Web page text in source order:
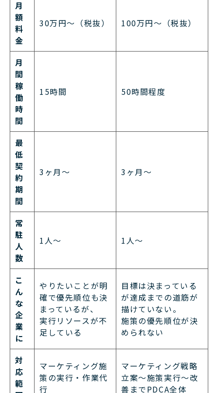
月
額
料
金
30万円〜（税抜） 100万円〜（税抜）
月
間
稼
働
時
間
15時間 50時間程度
最
低
契
約
期
間
3ヶ月〜 3ヶ月〜
常
駐
人
数
1人〜 1人〜
こ
ん
な
企
業
に
やりたいことが明
確で優先順位も決
まっているが、
実行リソースが不
足している
目標は決まっている
が達成までの道筋が
描けていない。
施策の優先順位が決
められない
対
応
範
マーケティング施
策の実行・作業代
行
マーケティング戦略
立案〜施策実行〜改
善までPDCA全体